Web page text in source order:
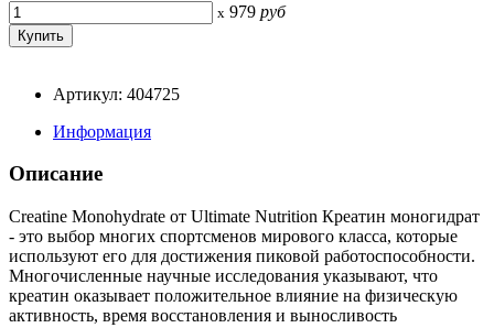
x 979 руб
Артикул: 404725
Информация
Описание
Creatine Monohydrate от Ultimate Nutrition Креатин моногидрат
- это выбор многих спортсменов мирового класса, которые
используют его для достижения пиковой работоспособности.
Многочисленные научные исследования указывают, что
креатин оказывает положительное влияние на физическую
активность, время восстановления и выносливость